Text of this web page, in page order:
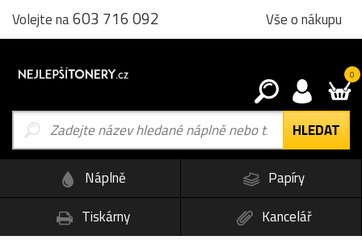
Volejte na603 716 092 Vše o nákupu
0
Náplně
Papíry
Tiskárny
Kancelář